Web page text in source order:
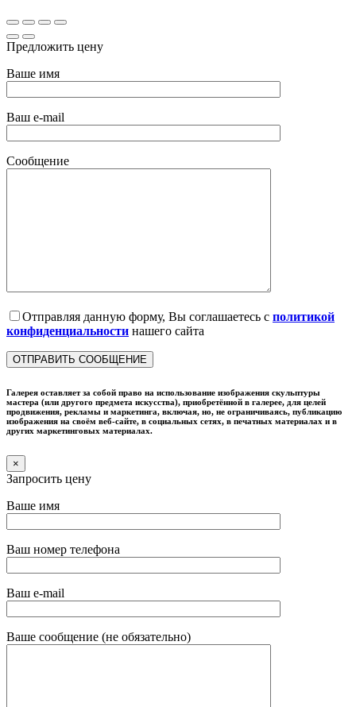
Предложить цену
Ваше имя
Ваш e-mail
Сообщение
Отправляя данную форму, Вы соглашаетесь с политикой
конфиденциальности нашего сайта
Галерея оставляет за собой право на использование изображения скульптуры
мастера (или другого предмета искусства), приобретённой в галерее, для целей
продвижения, рекламы и маркетинга, включая, но, не ограничиваясь, публикацию
изображения на своём веб-сайте, в социальных сетях, в печатных материалах и в
других маркетинговых материалах.
×
Запросить цену
Ваше имя
Ваш номер телефона
Ваш e-mail
Ваше сообщение (не обязательно)